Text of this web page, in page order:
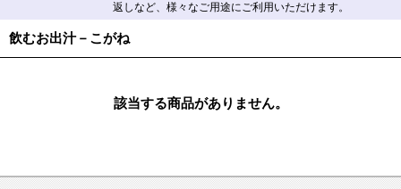
返しなど、様々なご用途にご利用いただけます。
飲むお出汁－こがね
該当する商品がありません。